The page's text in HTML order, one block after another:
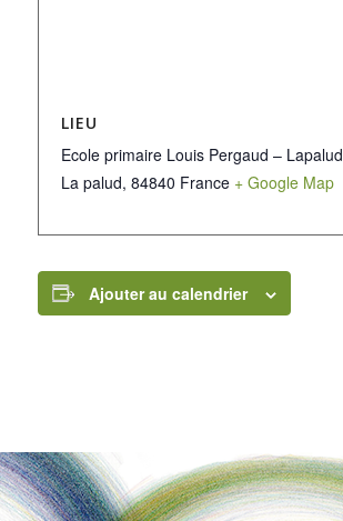
LIEU
Ecole primaire Louis Pergaud – Lapalud
La palud, 84840 France + Google Map
Ajouter au calendrier